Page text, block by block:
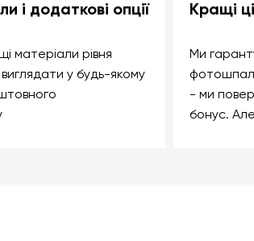
і додаткові опції
матеріали рівня
у будь-якому
Кращі
Ми
- ми
бонус.